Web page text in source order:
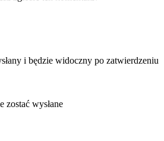
i będzie widoczny po zatwierdzeniu
zostać wysłane